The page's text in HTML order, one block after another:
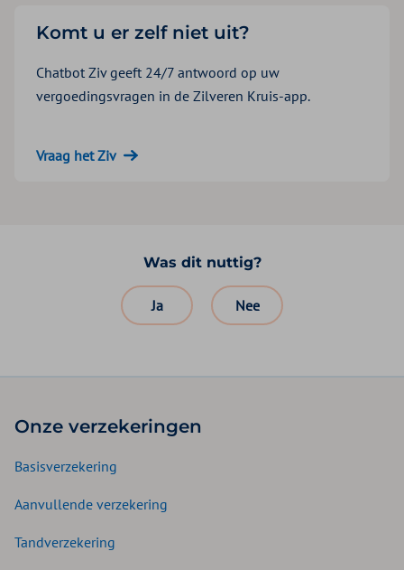
Komt u er zelf niet uit?
Chatbot Ziv geeft 24/7 antwoord op uw
vergoedingsvragen in de Zilveren Kruis-app.
Vraag het Ziv
Was dit nuttig?
Ja Nee
Onze verzekeringen
Basisverzekering
Aanvullende verzekering
Tandverzekering